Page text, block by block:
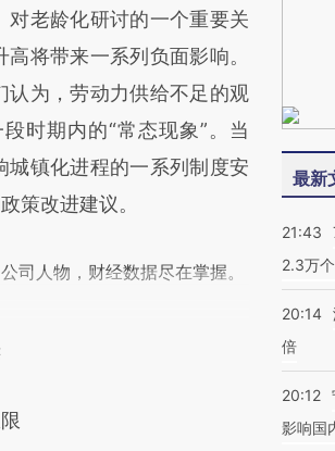
老龄化研讨的一个重要关
将带来一系列负面影响。
认为，劳动力供给不足的观
时期内的“常态现象”。当
镇化进程的一系列制度安
策改进建议。
司人物，财经数据尽在掌握。
最新
21:43
2.3万
20:14
倍
20:12
影响国